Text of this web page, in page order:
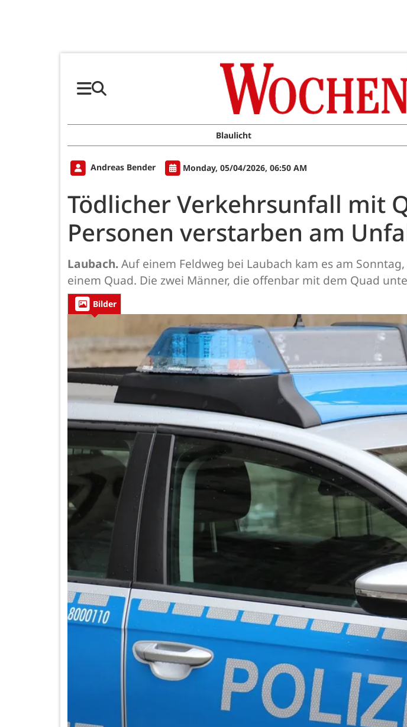
Blaulicht
Andreas Bender Monday, 05/04/2026, 06:50 AM
Tödlicher Verkehrsunfall mit
Personen verstarben am
Laubach.Auf einem Feldweg bei Laubach kam es am
einem Quad. Die zwei Männer, die offenbar mit dem Quad
Bilder